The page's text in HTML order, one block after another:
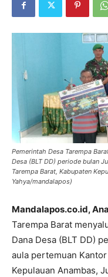
Pemerintah Desa Tarempa
Desa (BLT DD) periode bulan
Tarempa Barat, Kabupaten
Yahya/mandalapos)
Mandalapos.co.id,
Tarempa Barat
Dana Desa (BLT DD)
aula pertemuan
Kepulauan Anambas,